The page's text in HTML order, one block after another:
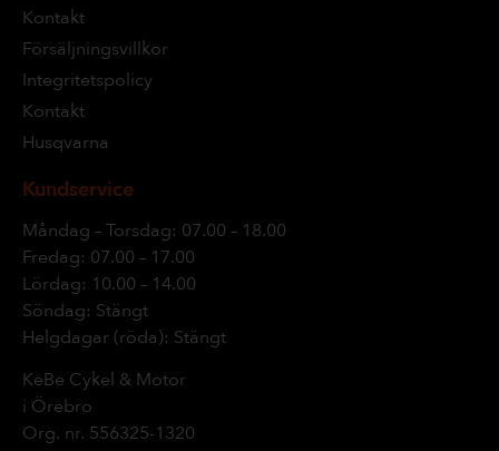
Kontakt
Försäljningsvillkor
Integritetspolicy
Kontakt
Husqvarna
Kundservice
Måndag – Torsdag: 07.00 – 18.00
Fredag: 07.00 – 17.00
Lördag: 10.00 – 14.00
Söndag: Stängt
Helgdagar (röda): Stängt
KeBe Cykel & Motor
i Örebro
Org. nr. 556325-1320